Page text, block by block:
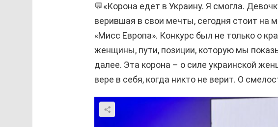
💬«Корона едет в Украину. Я смогла.
верившая в свои мечты, сегодня стоит на
«Мисс Европа». Конкурс был не только о
женщины, пути, позиции, которую мы
далее. Эта корона – о силе украинской
вере в себя, когда никто не верит. О